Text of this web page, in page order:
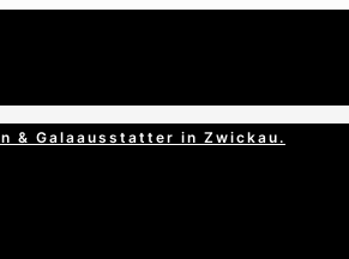
& Galaausstatter in Zwickau.